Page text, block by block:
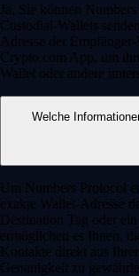
Ja, Sie können
Custodial-Wallets
Adresse der
Crypto.com App, um
Wallet oder andere
Welche
Um Numbers Protocol
exakte Wallet-Adresse
Destination Tag oder
ermöglichen es Ihnen,
Kontakte direkt aus
Genauigkeit zu